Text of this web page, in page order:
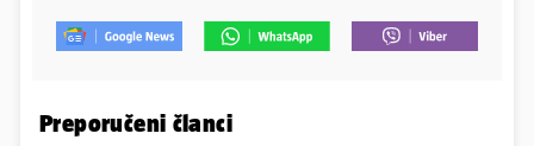
Preporučeni članci